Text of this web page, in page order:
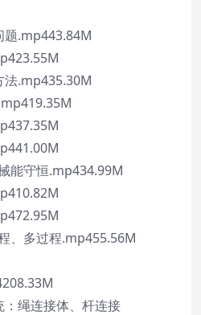
.mp443.84M
.mp435.30M
能守恒.mp434.99M
、多过程.mp455.56M
绳连接体、杆连接